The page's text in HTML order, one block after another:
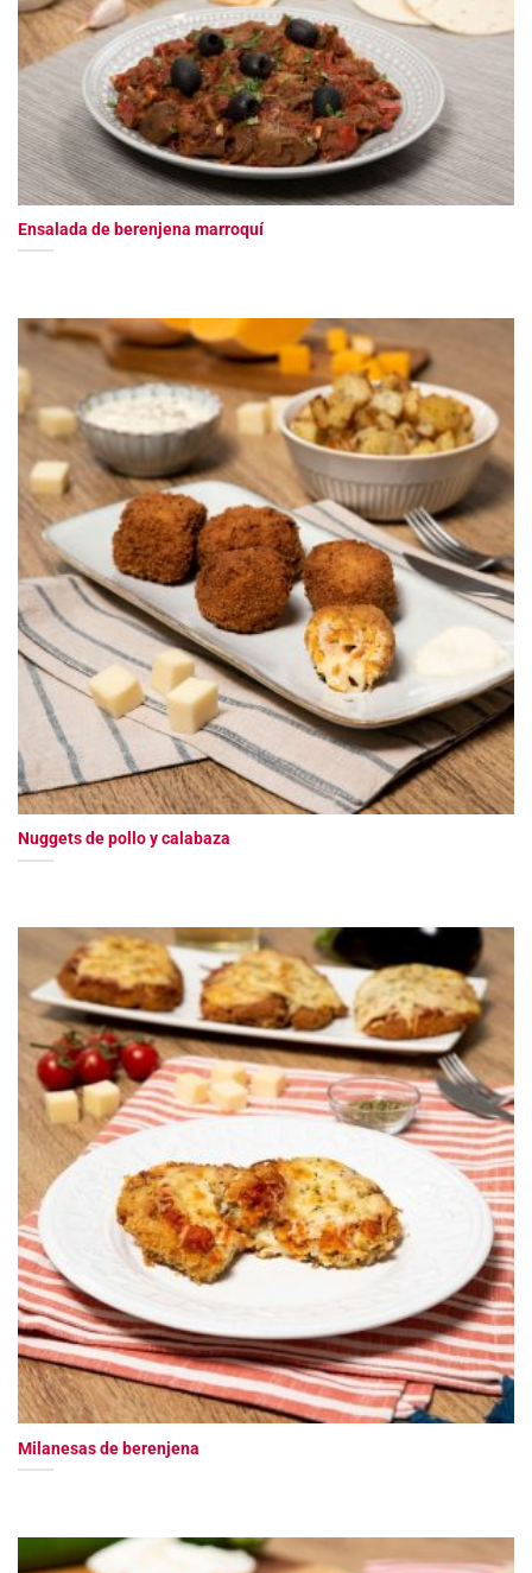
Ensalada de berenjena marroquí
Nuggets de pollo y calabaza
Milanesas de berenjena